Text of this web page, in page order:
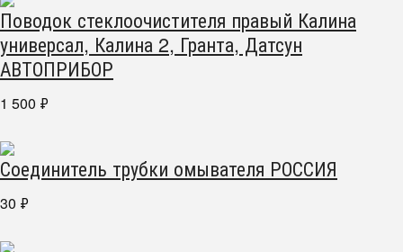
Поводок стеклоочистителя правый Калина
универсал, Калина 2, Гранта, Датсун
АВТОПРИБОР
1 500 ₽
Соединитель трубки омывателя РОССИЯ
30 ₽